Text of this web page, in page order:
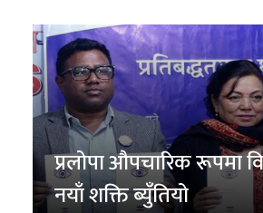
प्रलोपा औपचारिक रूपमा
नयाँ शक्ति ब्युँतियो